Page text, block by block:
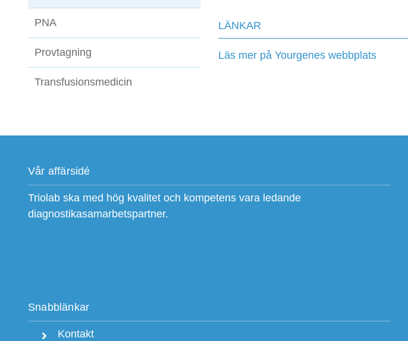
PNA
Provtagning
Transfusionsmedicin
LÄNKAR
Läs mer på Yourgenes webbplats
Vår affärsidé
Triolab ska med hög kvalitet och kompetens vara ledande
diagnostikasamarbetspartner.
Snabblänkar
Kontakt